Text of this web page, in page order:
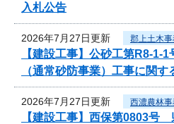
入札公告
2026年7月27日更新 郡上土木
【建設工事】公砂工第R8-1-
（通常砂防事業）工事に関
2026年7月27日更新 西濃農林
【建設工事】西保第0803号